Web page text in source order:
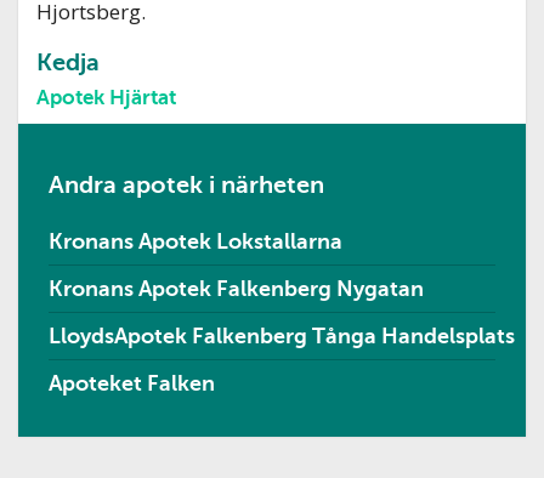
Hjortsberg.
Kedja
Apotek Hjärtat
Andra apotek i närheten
Kronans Apotek Lokstallarna
Kronans Apotek Falkenberg Nygatan
LloydsApotek Falkenberg Tånga Handelsplats
Apoteket Falken